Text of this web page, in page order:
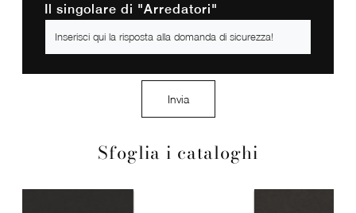
Sfoglia i cataloghi
Il singolare di "Arredatori"
Invia